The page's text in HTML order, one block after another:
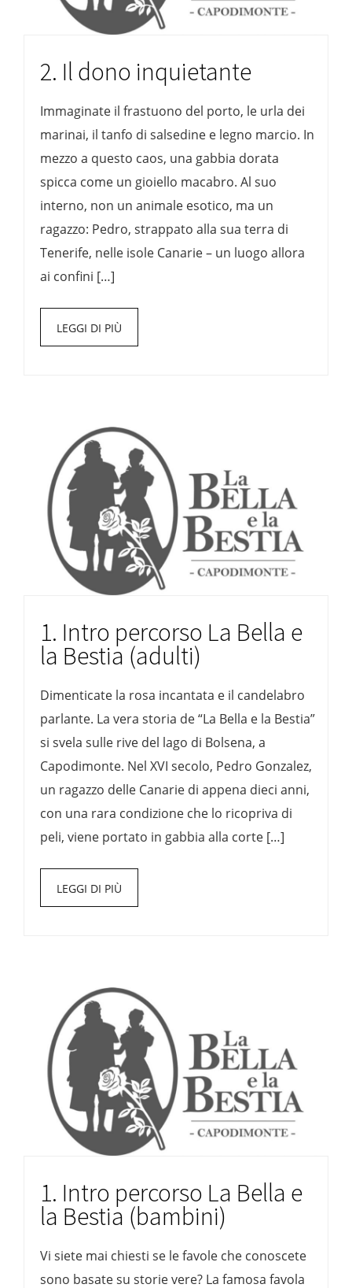
2. Il dono inquietante
Immaginate il frastuono del porto, le urla dei
marinai, il tanfo di salsedine e legno marcio. In
mezzo a questo caos, una gabbia dorata
spicca come un gioiello macabro. Al suo
interno, non un animale esotico, ma un
ragazzo: Pedro, strappato alla sua terra di
Tenerife, nelle isole Canarie – un luogo allora
ai confini […]
LEGGI DI PIÙ
1. Intro percorso La Bella e
la Bestia (adulti)
Dimenticate la rosa incantata e il candelabro
parlante. La vera storia de “La Bella e la Bestia”
si svela sulle rive del lago di Bolsena, a
Capodimonte. Nel XVI secolo, Pedro Gonzalez,
un ragazzo delle Canarie di appena dieci anni,
con una rara condizione che lo ricopriva di
peli, viene portato in gabbia alla corte […]
LEGGI DI PIÙ
1. Intro percorso La Bella e
la Bestia (bambini)
Vi siete mai chiesti se le favole che conoscete
sono basate su storie vere? La famosa favola